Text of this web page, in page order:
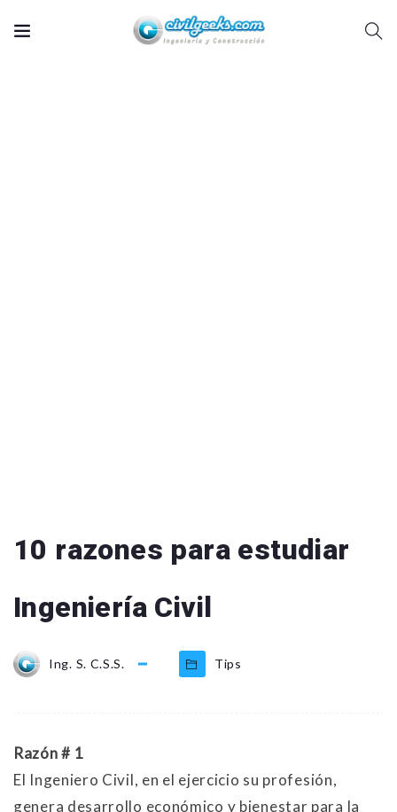
10 razones para estudiar
Ingeniería Civil
Ing. S. C.S.S. Tips
Razón # 1
El Ingeniero Civil, en el ejercicio su profesión,
genera desarrollo económico y bienestar para la